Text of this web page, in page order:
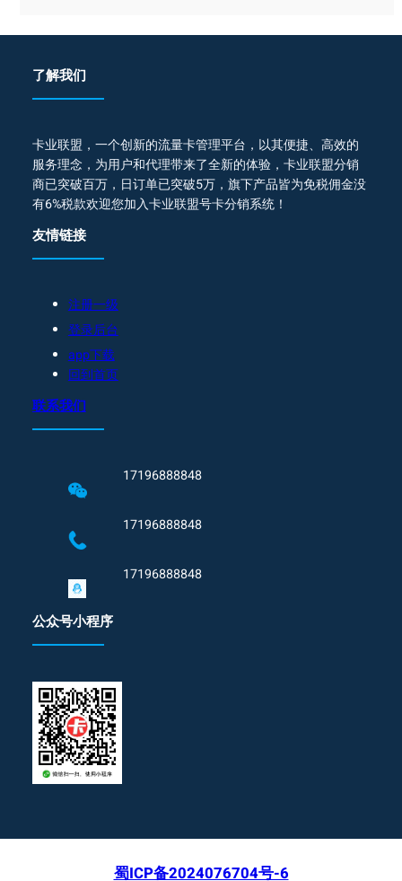
了解我们
卡业联盟，一个创新的流量卡管理平台，以其便捷、高效的
服务理念，为用户和代理带来了全新的体验，卡业联盟分销
商已突破百万，日订单已突破5万，旗下产品皆为免税佣金没
有6%税款欢迎您加入卡业联盟号卡分销系统！
友情链接
注册一级
登录后台
app下载
回到首页
联系我们
17196888848
17196888848
17196888848
公众号小程序
蜀ICP备2024076704号-6